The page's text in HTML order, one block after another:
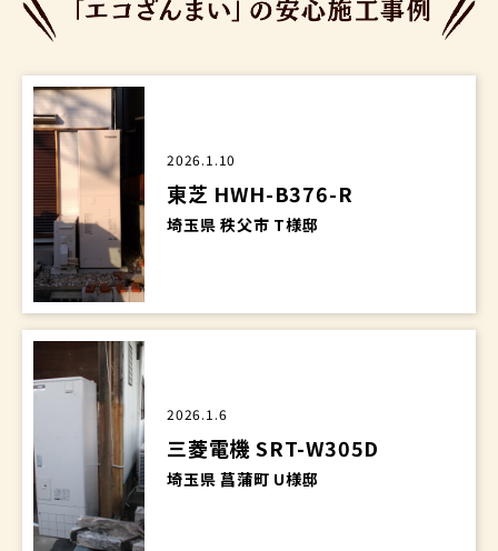
2026.1.10
東芝 HWH-B376-R
埼玉県 秩父市 T様邸
2026.1.6
三菱電機 SRT-W305D
埼玉県 菖蒲町 U様邸